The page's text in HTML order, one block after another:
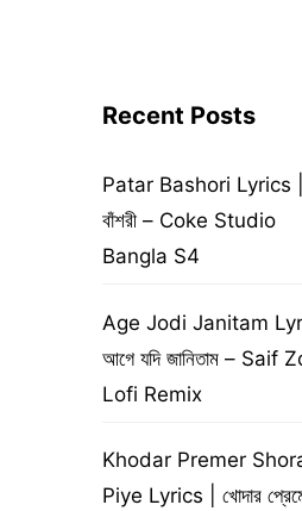
Recent Posts
Patar Bashori Lyrics |
বাঁশরী – Coke Studio
Bangla S4
Age Jodi Janitam
আগে যদি জানিতাম – Saif
Lofi Remix
Khodar Premer
Piye Lyrics | খোদার